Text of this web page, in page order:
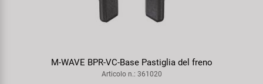
M-WAVE BPR-VC-Base Pastiglia del freno
Articolo n.: 361020